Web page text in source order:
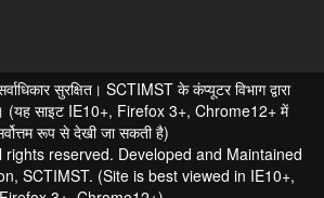
सुरक्षित। SCTIMST के कंप्यूटर विभाग द्वारा
(यह साइट IE10+, Firefox 3+, Chrome12+ में
रूप से देखी जा सकती है)
reserved. Developed and Maintained
SCTIMST. (Site is best viewed in IE10+,